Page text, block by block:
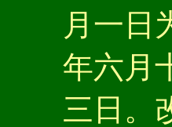
月一日
年六月
三日。